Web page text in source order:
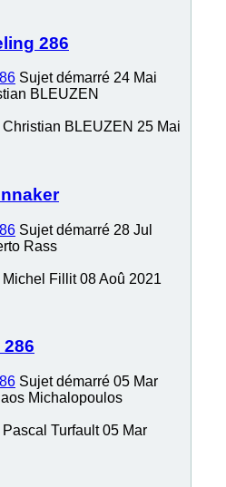
286
Sujet démarré 24 Mai
BLEUZEN
Christian BLEUZEN 25 Mai
Sujet démarré 28 Jul
Rass
Michel Fillit 08 Aoû 2021
Sujet démarré 05 Mar
Michalopoulos
Pascal Turfault 05 Mar